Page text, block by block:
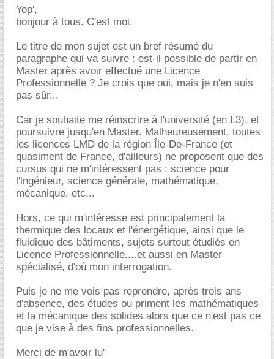
Yop',
bonjour à tous. C'est moi.
Le titre de mon sujet est un bref résumé du
paragraphe qui va suivre : est-il possible de partir en
Master après avoir effectué une Licence
Professionnelle ? Je crois que oui, mais je n'en suis
pas sûr...
Car je souhaite me réinscrire à l'université (en L3), et
poursuivre jusqu'en Master. Malheureusement, toutes
les licences LMD de la région Île-De-France (et
quasiment de France, d'ailleurs) ne proposent que des
cursus qui ne m'intéressent pas : science pour
l'ingénieur, science générale, mathématique,
mécanique, etc...
Hors, ce qui m'intéresse est principalement la
thermique des locaux et l'énergétique, ainsi que le
fluidique des bâtiments, sujets surtout étudiés en
Licence Professionnelle....et aussi en Master
spécialisé, d'où mon interrogation.
Puis je ne me vois pas reprendre, après trois ans
d'absence, des études ou priment les mathématiques
et la mécanique des solides alors que ce n'est pas ce
que je vise à des fins professionnelles.
Merci de m'avoir lu'